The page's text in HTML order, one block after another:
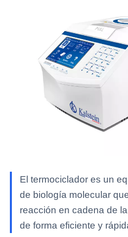
El termociclador es un
de biología molecular
reacción en cadena de
de forma eficiente y